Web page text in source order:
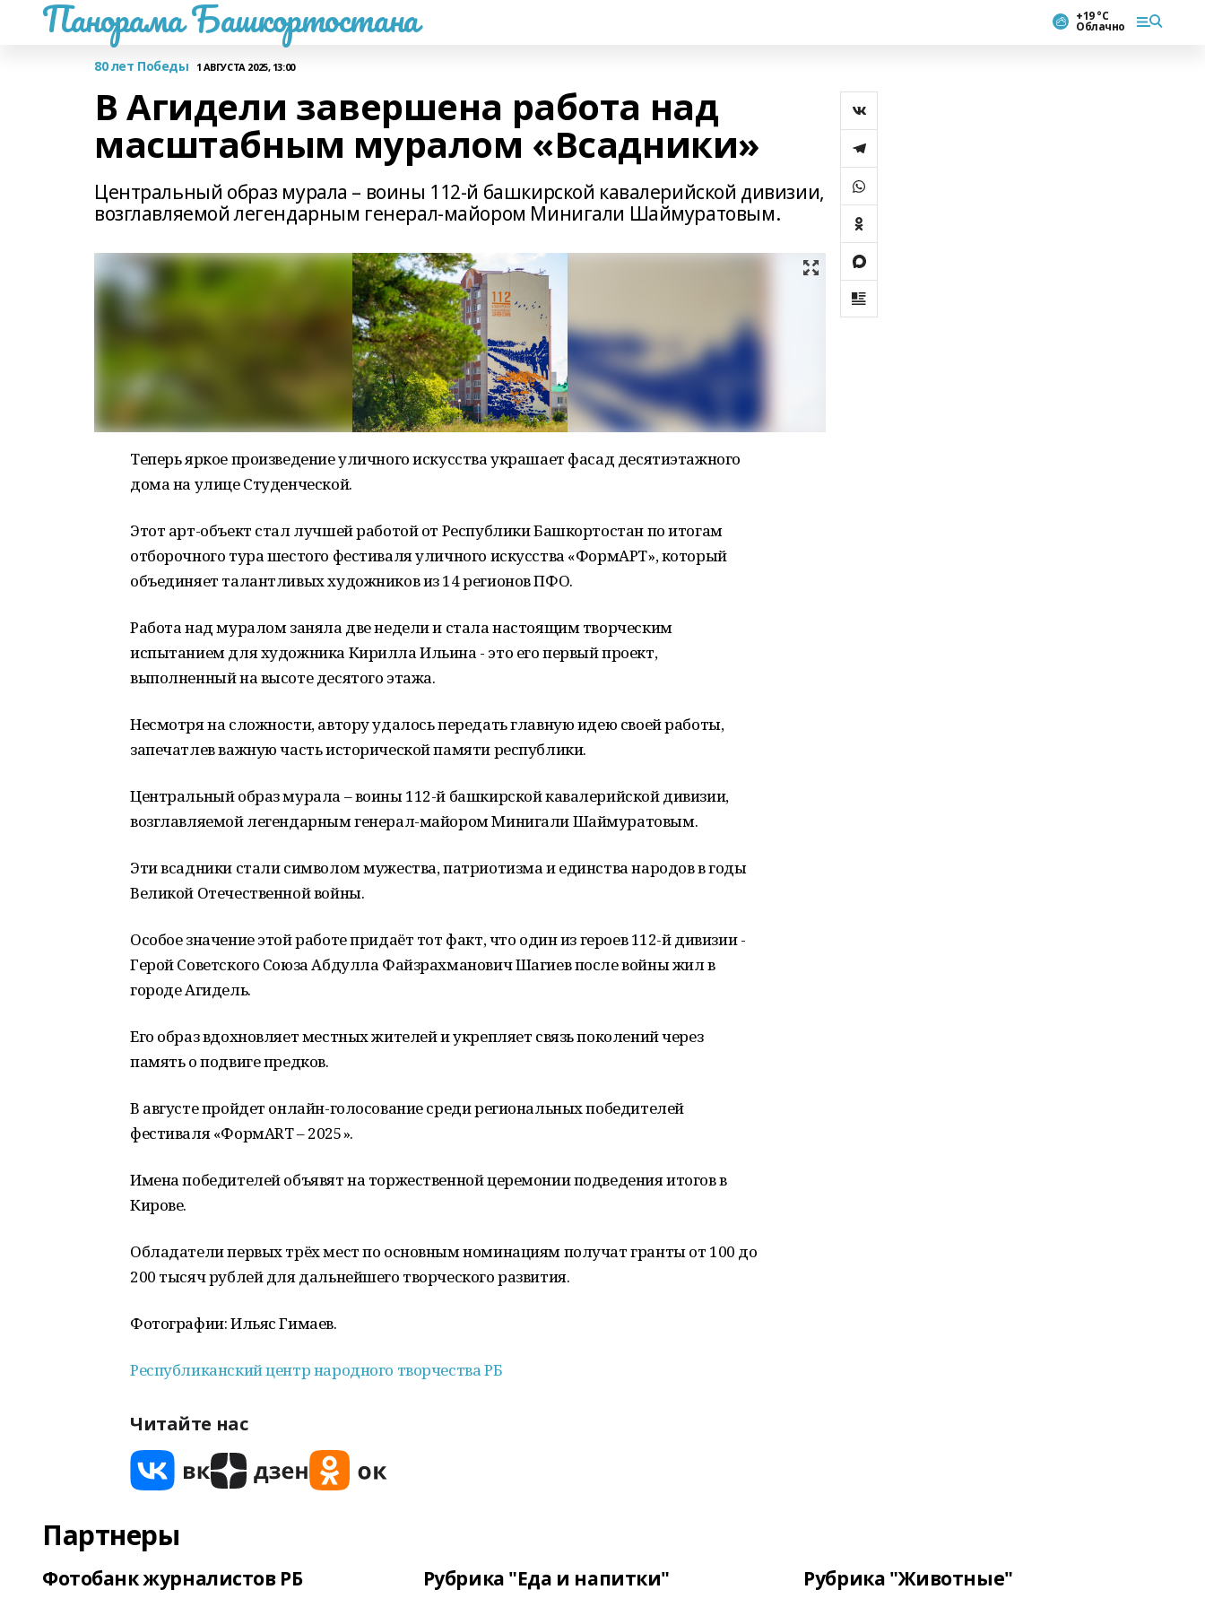
Панорама Башкортостана +19 °С
Облачно
80 лет Победы 1 АВГУСТА 2025, 13:00
В Агидели завершена работа над
масштабным муралом «Всадники»
Центральный образ мурала – воины 112-й башкирской кавалерийской дивизии,
возглавляемой легендарным генерал-майором Минигали Шаймуратовым.
Теперь яркое произведение уличного искусства украшает фасад десятиэтажного
дома на улице Студенческой.
Этот арт-объект стал лучшей работой от Республики Башкортостан по итогам
отборочного тура шестого фестиваля уличного искусства «ФормАРТ», который
объединяет талантливых художников из 14 регионов ПФО.
Работа над муралом заняла две недели и стала настоящим творческим
испытанием для художника Кирилла Ильина - это его первый проект,
выполненный на высоте десятого этажа.
Несмотря на сложности, автору удалось передать главную идею своей работы,
запечатлев важную часть исторической памяти республики.
Центральный образ мурала – воины 112-й башкирской кавалерийской дивизии,
возглавляемой легендарным генерал-майором Минигали Шаймуратовым.
Эти всадники стали символом мужества, патриотизма и единства народов в годы
Великой Отечественной войны.
Особое значение этой работе придаёт тот факт, что один из героев 112-й дивизии -
Герой Советского Союза Абдулла Файзрахманович Шагиев после войны жил в
городе Агидель.
Его образ вдохновляет местных жителей и укрепляет связь поколений через
память о подвиге предков.
В августе пройдет онлайн-голосование среди региональных победителей
фестиваля «ФормART – 2025».
Имена победителей объявят на торжественной церемонии подведения итогов в
Кирове.
Обладатели первых трёх мест по основным номинациям получат гранты от 100 до
200 тысяч рублей для дальнейшего творческого развития.
Фотографии: Ильяс Гимаев.
Республиканский центр народного творчества РБ
Читайте нас
Партнеры
Фотобанк журналистов РБ Рубрика "Еда и напитки" Рубрика "Животные"